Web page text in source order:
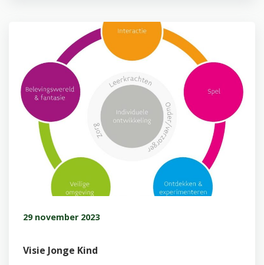
29 november 2023
Visie Jonge Kind